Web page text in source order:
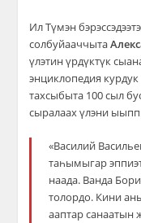
Ил Түмэн
солбуйааччыта
үлэтин үрдүктүк
энциклопедия
тахсыбыта 100 сыл
сыралаах үлэни
«Василий
таһымыгар
наада. Ванда
толордо. Кини
ааптар санаатын